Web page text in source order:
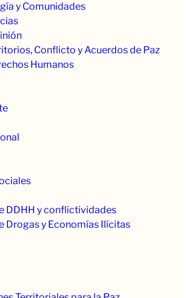
y Comunidades
Conflicto y Acuerdos de Paz
Humanos
DDHH y conflictividades
Drogas y Economías Ilícitas